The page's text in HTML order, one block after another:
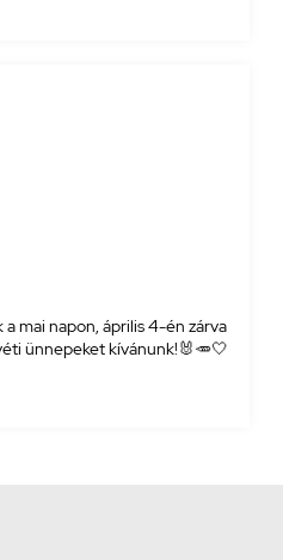
mai napon, április 4-én zárva
ünnepeket kívánunk!🐰🥕🤍